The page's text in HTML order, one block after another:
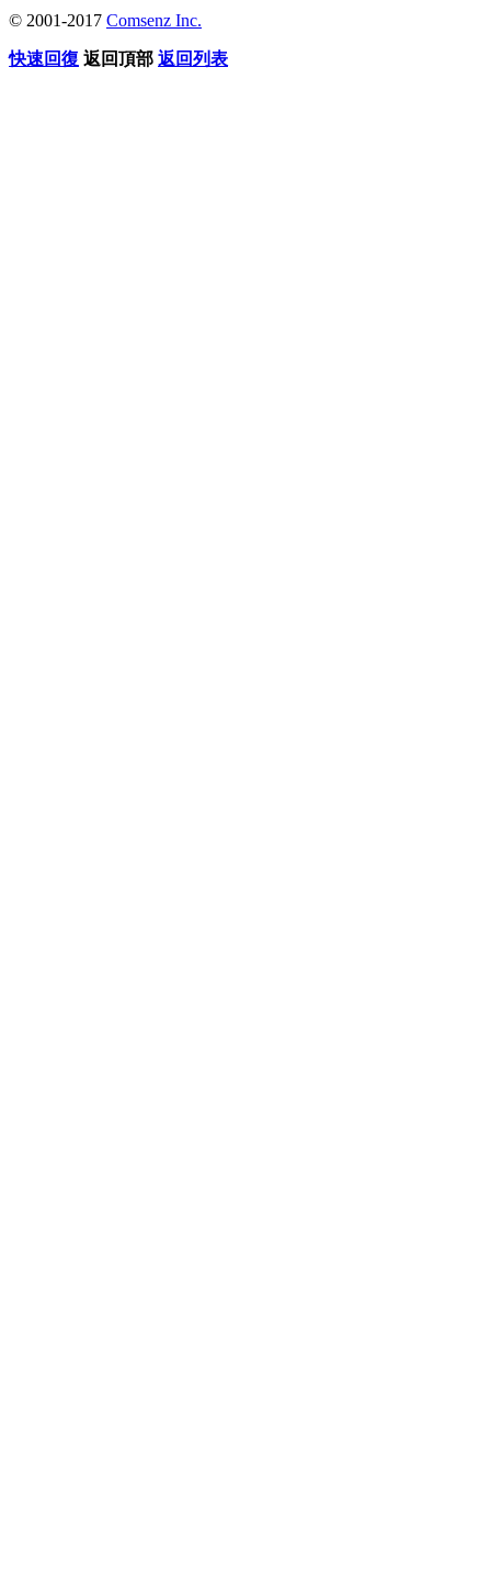
© 2001-2017 Comsenz Inc.
快速回復 返回頂部 返回列表